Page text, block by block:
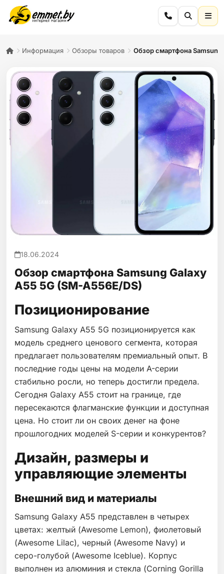
Информация Обзоры товаров Обзор смартфона Samsung
18.06.2024
Обзор смартфона Samsung Galaxy
A55 5G (SM-A556E/DS)
Позиционирование
Samsung Galaxy A55 5G позиционируется как
модель среднего ценового сегмента, которая
предлагает пользователям премиальный опыт. В
последние годы цены на модели A-серии
стабильно росли, но теперь достигли предела.
Сегодня Galaxy A55 стоит на границе, где
пересекаются флагманские функции и доступная
цена. Но стоит ли он своих денег на фоне
прошлогодних моделей S-серии и конкурентов?
Дизайн, размеры и
управляющие элементы
Внешний вид и материалы
Samsung Galaxy A55 представлен в четырех
цветах: желтый (Awesome Lemon), фиолетовый
(Awesome Lilac), черный (Awesome Navy) и
серо-голубой (Awesome Iceblue). Корпус
выполнен из алюминия и стекла (Corning Gorilla